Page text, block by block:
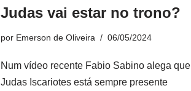
Judas vai estar no trono?
por Emerson de Oliveira 06/05/2024
Num vídeo recente Fabio Sabino alega que
Judas Iscariotes está sempre presente